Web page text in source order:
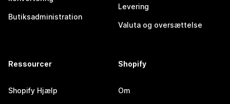
Butiksadministration
Levering
Valuta og oversættelse
Ressourcer
Shopify Hjælp
Shopify
Om